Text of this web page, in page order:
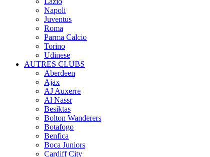
Napoli
Juventus
Roma
Parma Calcio
Torino
Udinese
AUTRES CLUBS
Aberdeen
Ajax
AJ Auxerre
Al Nassr
Besiktas
Bolton Wanderers
Botafogo
Benfica
Boca Juniors
Cardiff City